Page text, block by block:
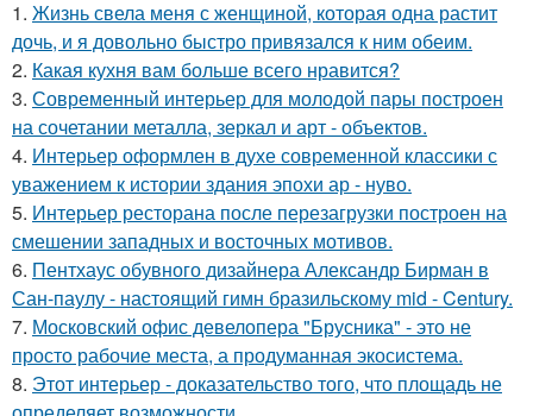
1. Жизнь свела меня с женщиной, которая одна растит
дочь, и я довольно быстро привязался к ним обеим.
2. Какая кухня вам больше всего нравится?
3. Современный интерьер для молодой пары построен
на сочетании металла, зеркал и арт - объектов.
4. Интерьер оформлен в духе современной классики с
уважением к истории здания эпохи ар - нуво.
5. Интерьер ресторана после перезагрузки построен на
смешении западных и восточных мотивов.
6. Пентхаус обувного дизайнера Александр Бирман в
Сан-паулу - настоящий гимн бразильскому mid - Century.
7. Московский офис девелопера "Брусника" - это не
просто рабочие места, а продуманная экосистема.
8. Этот интерьер - доказательство того, что площадь не